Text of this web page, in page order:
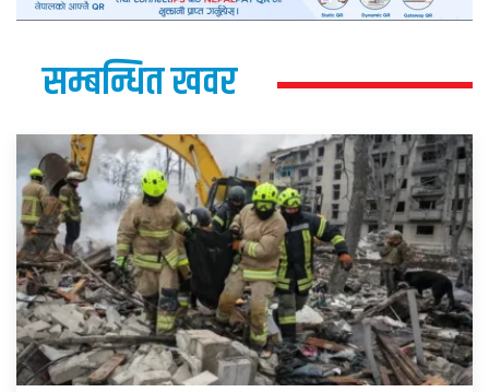
सम्बन्धित खवर